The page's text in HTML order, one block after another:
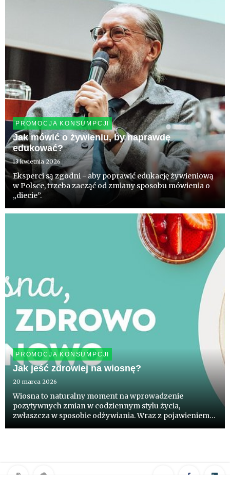
PROMOCJA KONSUMPCJI
Jak mówić o żywieniu, by naprawdę
edukować?
13 kwietnia 2026
Eksperci są zgodni - aby poprawić edukację żywieniową
w Polsce, trzeba zacząć od zmiany sposobu mówienia o
„diecie”.
PROMOCJA KONSUMPCJI
Jak jeść zdrowiej na wiosnę?
20 marca 2026
Wiosna to naturalny moment na wprowadzenie
pozytywnych zmian w codziennym stylu życia,
zwłaszcza w sposobie odżywiania. Wraz z pojawieniem